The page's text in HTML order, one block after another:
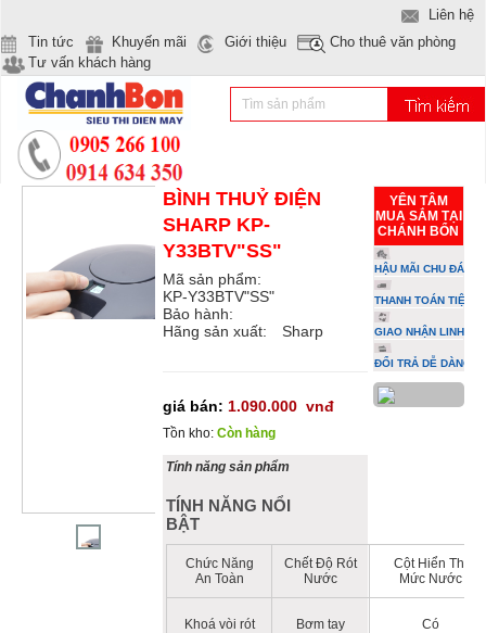
Liên hệ
Tin tức
Khuyến mãi Giới thiệu
Cho thuê văn phòng
Tư vấn khách hàng
BÌNH THUỶ ĐIỆN
SHARP KP-
Y33BTV"SS"
Mã sản phẩm:
KP-Y33BTV"SS"
Bảo hành:
Hãng sản xuất:
Sharp
giá bán: 1.090.000 vnđ
Tồn kho: Còn hàng
Tính năng sản phẩm
TÍNH NĂNG NỔI
BẬT
Chức Năng
An Toàn
Chết Độ Rót
Nước
Cột Hiển Thị
Mức Nước
Khoá vòi rót Bơm tay Có
YÊN TÂM
MUA SẮM TẠI
CHÁNH BỔN
HẬU MÃI CHU ĐÁO
THANH TOÁN TIỆN
GIAO NHẬN LINH
ĐỔI TRẢ DỄ DÀNG